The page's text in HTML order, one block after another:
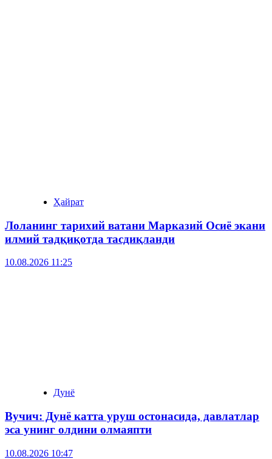
Ҳайрат
Лоланинг тарихий ватани Марказий Осиё экани
илмий тадқиқотда тасдиқланди
10.08.2026 11:25
Дунё
Вучич: Дунё катта уруш остонасида, давлатлар
эса унинг олдини олмаяпти
10.08.2026 10:47